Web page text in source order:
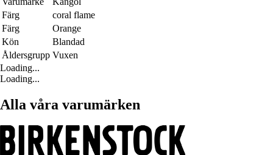
Färg
coral flame
Färg
Orange
Kön
Blandad
Åldersgrupp Vuxen
Loading...
Loading...
Alla våra varumärken